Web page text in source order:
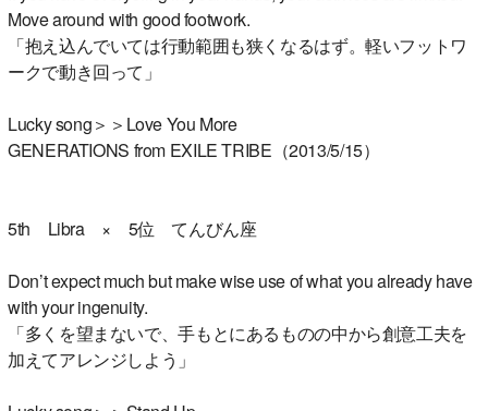
Move around with good footwork.
「抱え込んでいては行動範囲も狭くなるはず。軽いフットワ
ークで動き回って」
Lucky song＞＞Love You More
GENERATIONS from EXILE TRIBE（2013/5/15）
5th Libra × 5位 てんびん座
Don’t expect much but make wise use of what you already have
with your ingenuity.
「多くを望まないで、手もとにあるものの中から創意工夫を
加えてアレンジしよう」